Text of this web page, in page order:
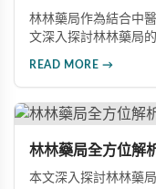
林林藥局作為結合中
文深入探討林林藥局
READ MORE →
林林藥局全方位解
本文深入探討林林藥